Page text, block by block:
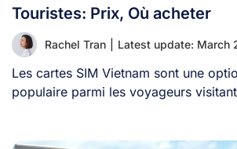
Touristes: Prix, Où acheter
Rachel Tran Latest update: March
Les cartes SIM Vietnam sont une
populaire parmi les voyageurs